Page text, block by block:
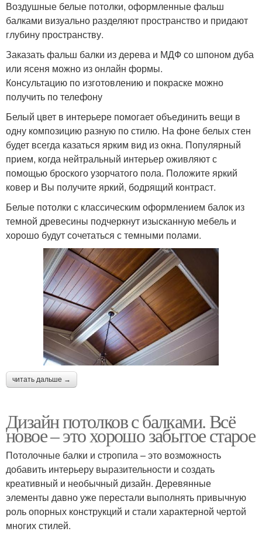
Воздушные белые потолки, оформленные фальш
балками визуально разделяют пространство и придают
глубину пространству.
Заказать фальш балки из дерева и МДФ со шпоном дуба
или ясеня можно из онлайн формы.
Консультацию по изготовлению и покраске можно
получить по телефону
Белый цвет в интерьере помогает объединить вещи в
одну композицию разную по стилю. На фоне белых стен
будет всегда казаться ярким вид из окна. Популярный
прием, когда нейтральный интерьер оживляют с
помощью броского узорчатого пола. Положите яркий
ковер и Вы получите яркий, бодрящий контраст.
Белые потолки с классическим оформлением балок из
темной древесины подчеркнут изысканную мебель и
хорошо будут сочетаться с темными полами.
читать дальше →
Дизайн потолков с балками. Всё
новое – это хорошо забытое старое
Потолочные балки и стропила – это возможность
добавить интерьеру выразительности и создать
креативный и необычный дизайн. Деревянные
элементы давно уже перестали выполнять привычную
роль опорных конструкций и стали характерной чертой
многих стилей.